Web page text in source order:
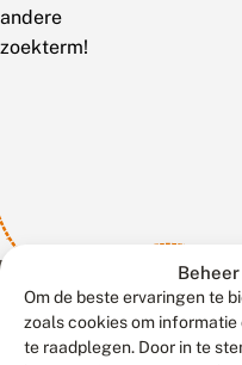
Om de beste ervaringen te
zoals cookies om
te raadplegen. Door in te
andere
zoekterm!